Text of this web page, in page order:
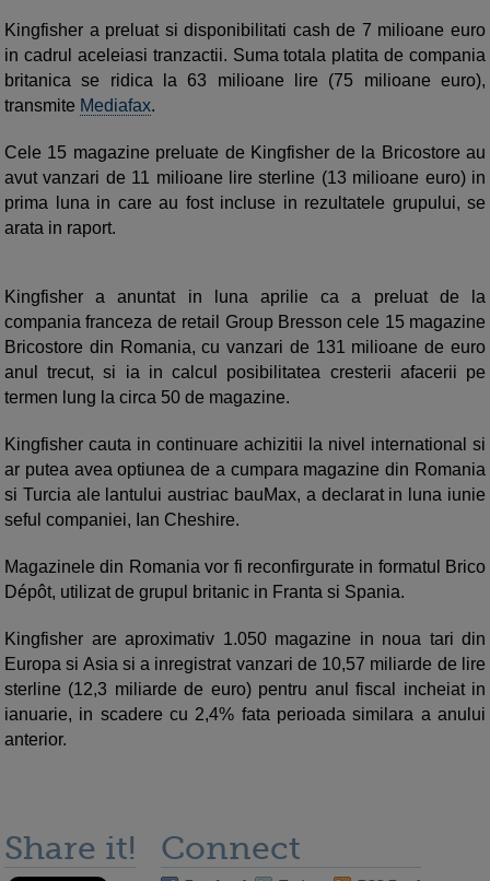
Kingfisher a preluat si disponibilitati cash de 7 milioane euro
in cadrul aceleiasi tranzactii. Suma totala platita de compania
britanica se ridica la 63 milioane lire (75 milioane euro),
transmite Mediafax.
Cele 15 magazine preluate de Kingfisher de la Bricostore au
avut vanzari de 11 milioane lire sterline (13 milioane euro) in
prima luna in care au fost incluse in rezultatele grupului, se
arata in raport.
Kingfisher a anuntat in luna aprilie ca a preluat de la
compania franceza de retail Group Bresson cele 15 magazine
Bricostore din Romania, cu vanzari de 131 milioane de euro
anul trecut, si ia in calcul posibilitatea cresterii afacerii pe
termen lung la circa 50 de magazine.
Kingfisher cauta in continuare achizitii la nivel international si
ar putea avea optiunea de a cumpara magazine din Romania
si Turcia ale lantului austriac bauMax, a declarat in luna iunie
seful companiei, Ian Cheshire.
Magazinele din Romania vor fi reconfirgurate in formatul Brico
Dépôt, utilizat de grupul britanic in Franta si Spania.
Kingfisher are aproximativ 1.050 magazine in noua tari din
Europa si Asia si a inregistrat vanzari de 10,57 miliarde de lire
sterline (12,3 miliarde de euro) pentru anul fiscal incheiat in
ianuarie, in scadere cu 2,4% fata perioada similara a anului
anterior.
Share it! Connect